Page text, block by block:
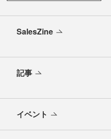
SalesZine
記事
イベント